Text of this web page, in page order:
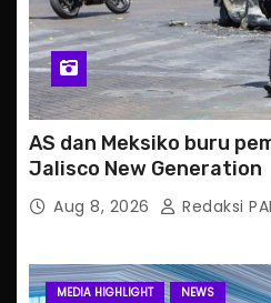
AS dan Meksiko buru
Jalisco New Generation
Aug 8, 2026 Redaksi
MEDIA HIGHLIGHT NEWS